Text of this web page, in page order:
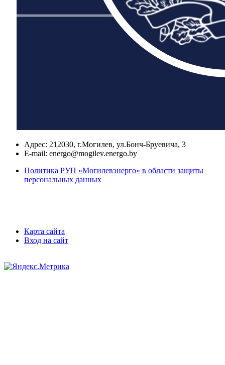
Адрес: 212030, г.Могилев, ул.Бонч-Бруевича, 3
E-mail: energo@mogilev.energo.by
Политика РУП «Могилевэнерго» в области защиты
персональных данных
Карта сайта
Вход на сайт